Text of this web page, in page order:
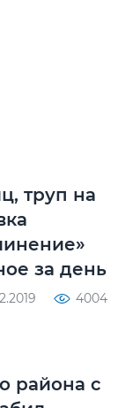
труп на
за день
4004
района с